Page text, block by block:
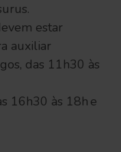
estar
auxiliar
das 11h30 às
16h30 às 18h e